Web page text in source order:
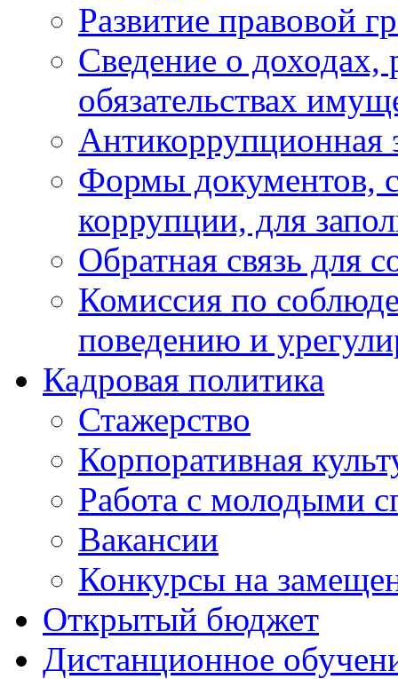
Развитие правовой
Сведение о доходах,
обязательствах
Антикоррупционная
Формы документов,
коррупции, для
Обратная связь для
Комиссия по
поведению и
Кадровая политика
Стажерство
Корпоративная
Работа с молодыми
Вакансии
Конкурсы на
Открытый бюджет
Дистанционное